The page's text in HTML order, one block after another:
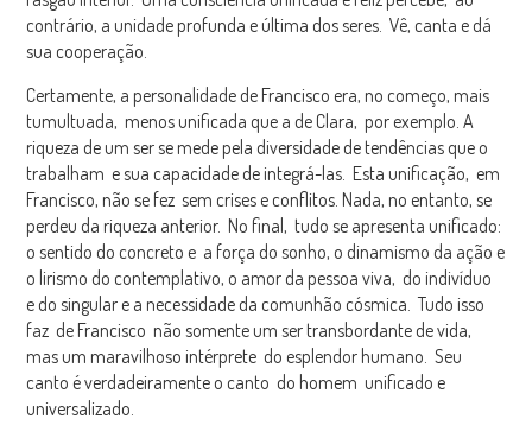
contrário, a unidade profunda e última dos seres. Vê, canta e dá
sua cooperação.
Certamente, a personalidade de Francisco era, no começo, mais
tumultuada, menos unificada que a de Clara, por exemplo. A
riqueza de um ser se mede pela diversidade de tendências que o
trabalham e sua capacidade de integrá-las. Esta unificação, em
Francisco, não se fez sem crises e conflitos. Nada, no entanto, se
perdeu da riqueza anterior. No final, tudo se apresenta unificado:
o sentido do concreto e a força do sonho, o dinamismo da ação e
o lirismo do contemplativo, o amor da pessoa viva, do indivíduo
e do singular e a necessidade da comunhão cósmica. Tudo isso
faz de Francisco não somente um ser transbordante de vida,
mas um maravilhoso intérprete do esplendor humano. Seu
canto é verdadeiramente o canto do homem unificado e
universalizado.